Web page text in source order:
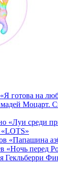
готова на
Моцарт.
«Луи среди
«Папашина
«Ночь перед
Гекльберри